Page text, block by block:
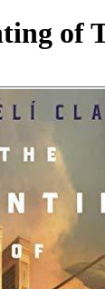
of